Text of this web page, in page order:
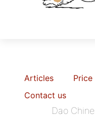
Articles Price
Contact us
Dao